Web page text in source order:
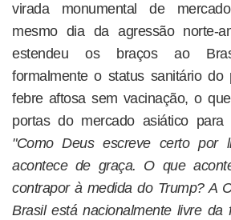
virada monumental de
mesmo dia da agressão norte-
estendeu os braços ao
formalmente o status sanitário
febre aftosa sem vacinação, o
portas do mercado asiático para
"Como Deus escreve certo por
acontece de graça. O que
contrapor à medida do Trump? A
Brasil está nacionalmente livre da